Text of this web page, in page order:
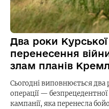
Два роки Курської
перенесення
злам планів
Сьогодні виповнюється два
операції —
кампанії, яка перенесла